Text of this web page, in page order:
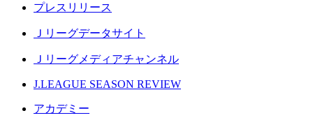
プレスリリース
Ｊリーグデータサイト
Ｊリーグメディアチャンネル
J.LEAGUE SEASON REVIEW
アカデミー